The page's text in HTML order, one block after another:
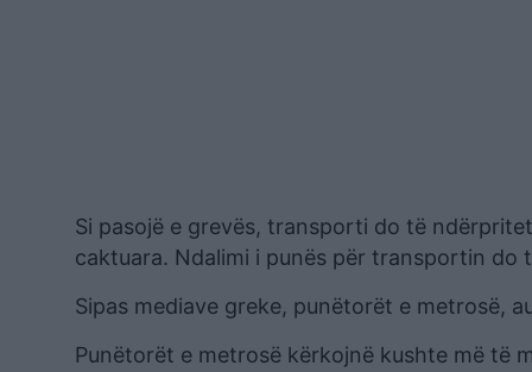
Si pasojë e grevës, transporti do të
caktuara. Ndalimi i punës për transportin do
Sipas mediave greke, punëtorët e metrosë,
Punëtorët e metrosë kërkojnë kushte më të